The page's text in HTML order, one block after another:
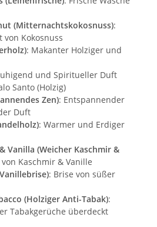
(Mitternachtskokosnuss):
Kokosnuss
: Makanter Holziger und
und Spiritueller Duft
Santo (Holzig)
Zen): Entspannender
Duft
: Warmer und Erdiger
Vanilla (Weicher Kaschmir &
von Kaschmir & Vanille
: Brise von süßer
(Holziger Anti-Tabak):
Tabakgerüche überdeckt